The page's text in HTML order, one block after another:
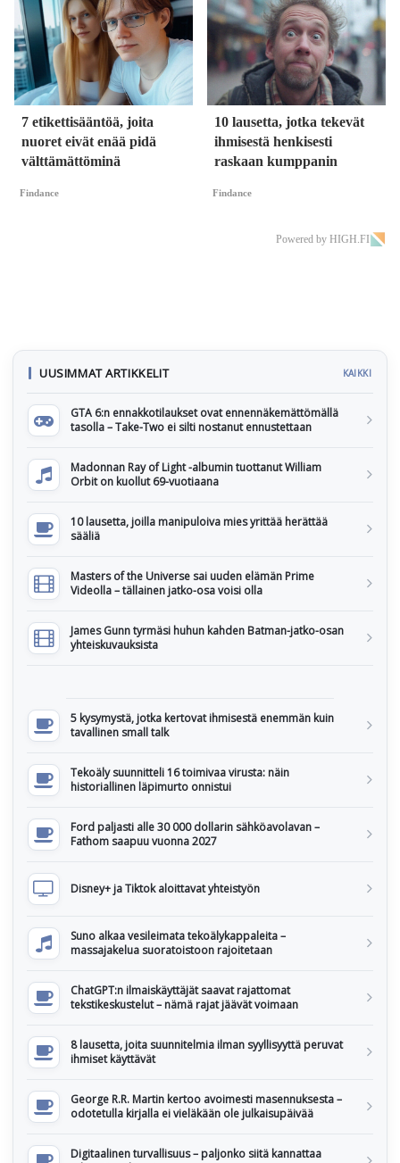
7 etikettisääntöä, joita
nuoret eivät enää pidä
välttämättöminä
Findance
10 lausetta, jotka tekevät
ihmisestä henkisesti
raskaan kumppanin
Findance
Powered by HIGH.FI
UUSIMMAT ARTIKKELIT KAIKKI
GTA 6:n ennakkotilaukset ovat ennennäkemättömällä
tasolla – Take-Two ei silti nostanut ennustettaan
Madonnan Ray of Light -albumin tuottanut William
Orbit on kuollut 69-vuotiaana
10 lausetta, joilla manipuloiva mies yrittää herättää
sääliä
Masters of the Universe sai uuden elämän Prime
Videolla – tällainen jatko-osa voisi olla
James Gunn tyrmäsi huhun kahden Batman-jatko-osan
yhteiskuvauksista
5 kysymystä, jotka kertovat ihmisestä enemmän kuin
tavallinen small talk
Tekoäly suunnitteli 16 toimivaa virusta: näin
historiallinen läpimurto onnistui
Ford paljasti alle 30 000 dollarin sähköavolavan –
Fathom saapuu vuonna 2027
Disney+ ja Tiktok aloittavat yhteistyön
Suno alkaa vesileimata tekoälykappaleita –
massajakelua suoratoistoon rajoitetaan
ChatGPT:n ilmaiskäyttäjät saavat rajattomat
tekstikeskustelut – nämä rajat jäävät voimaan
8 lausetta, joita suunnitelmia ilman syyllisyyttä peruvat
ihmiset käyttävät
George R.R. Martin kertoo avoimesti masennuksesta –
odotetulla kirjalla ei vieläkään ole julkaisupäivää
Digitaalinen turvallisuus – paljonko siitä kannattaa